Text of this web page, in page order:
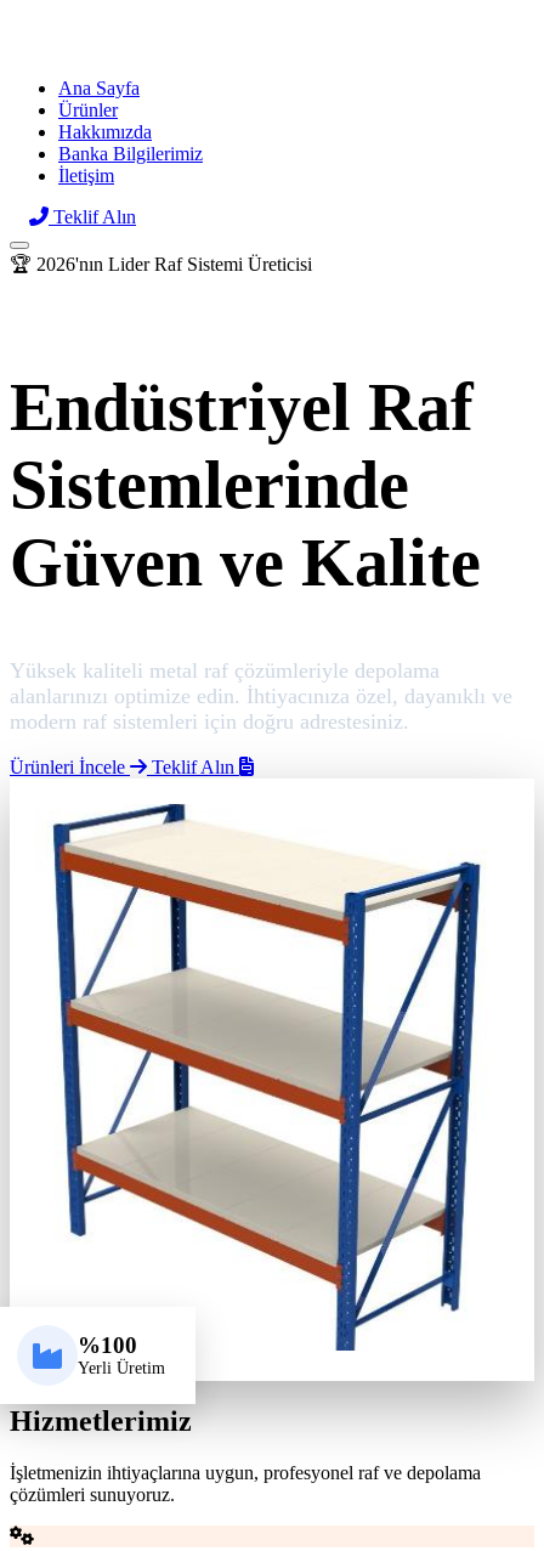
Ana Sayfa
Ürünler
Hakkımızda
Banka Bilgilerimiz
İletişim
Teklif Alın
🏆 2026'nın Lider Raf Sistemi Üreticisi
Endüstriyel Raf
Sistemlerinde
Güven ve Kalite
Yüksek kaliteli metal raf çözümleriyle depolama
alanlarınızı optimize edin. İhtiyacınıza özel, dayanıklı ve
modern raf sistemleri için doğru adrestesiniz.
Ürünleri İncele Teklif Alın
%100
Yerli Üretim
Hizmetlerimiz
İşletmenizin ihtiyaçlarına uygun, profesyonel raf ve depolama
çözümleri sunuyoruz.